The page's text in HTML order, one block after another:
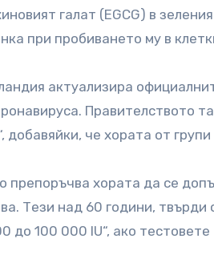
галат (EGCG) в
при пробиването му в
актуализира
Правителството
добавяйки, че хората от
препоръчва хората да се
Тези над 60 години,
до 100 000 IU“, ако